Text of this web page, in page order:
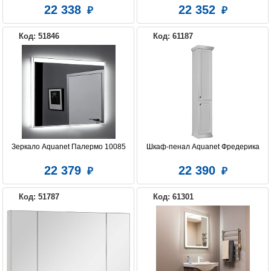
22 338 22 352
Код: 51846
Зеркало Aquanet Палермо 10085
22 379
Код: 61187
Шкаф-пенал Aquanet Фредерика
22 390
Код: 51787 Код: 61301